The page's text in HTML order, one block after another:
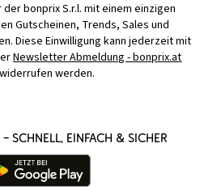
bonprix S.r.l. mit einem einzigen
Gutscheinen, Trends, Sales und
Diese Einwilligung kann jederzeit mit
Newsletter Abmeldung - bonprix.at
werden.
– schnell, einfach & sicher